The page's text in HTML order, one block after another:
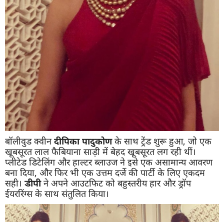
बॉलीवुड क्वीनदीपिका पादुकोणके साथ ट्रेंड शुरू हुआ, जो एक
खूबसूरत लाल फैबियाना साड़ी में बेहद खूबसूरत लग रही थीं।
प्लीटेड डिटेलिंग और हाल्टर ब्लाउज ने इसे एक असामान्य आवरण
बना दिया, और फिर भी एक उत्तम दर्जे की पार्टी के लिए एकदम
सही। डीपीने अपने आउटफिट को बहुस्तरीय हार और ड्रॉप
ईयररिंग्स के साथ संतुलित किया।